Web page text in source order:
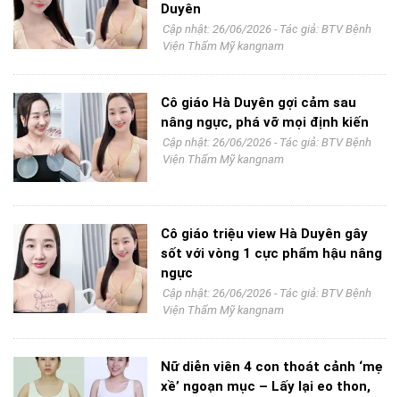
Duyên
Cập nhật: 26/06/2026 - Tác giả: BTV Bệnh
Viện Thẩm Mỹ kangnam
Cô giáo Hà Duyên gợi cảm sau
nâng ngực, phá vỡ mọi định kiến
Cập nhật: 26/06/2026 - Tác giả: BTV Bệnh
Viện Thẩm Mỹ kangnam
Cô giáo triệu view Hà Duyên gây
sốt với vòng 1 cực phẩm hậu nâng
ngực
Cập nhật: 26/06/2026 - Tác giả: BTV Bệnh
Viện Thẩm Mỹ kangnam
Nữ diễn viên 4 con thoát cảnh ‘mẹ
xề’ ngoạn mục – Lấy lại eo thon,